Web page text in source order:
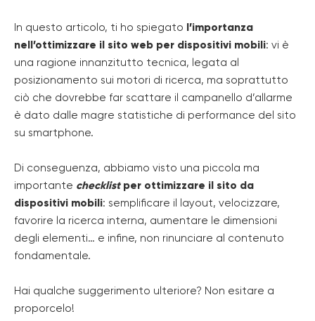
In questo articolo, ti ho spiegato l’importanza
nell’ottimizzare il sito web per dispositivi mobili: vi è
una ragione innanzitutto tecnica, legata al
posizionamento sui motori di ricerca, ma soprattutto
ciò che dovrebbe far scattare il campanello d’allarme
è dato dalle magre statistiche di performance del sito
su smartphone.
Di conseguenza, abbiamo visto una piccola ma
importante checklistper ottimizzare il sito da
dispositivi mobili: semplificare il layout, velocizzare,
favorire la ricerca interna, aumentare le dimensioni
degli elementi… e infine, non rinunciare al contenuto
fondamentale.
Hai qualche suggerimento ulteriore? Non esitare a
proporcelo!